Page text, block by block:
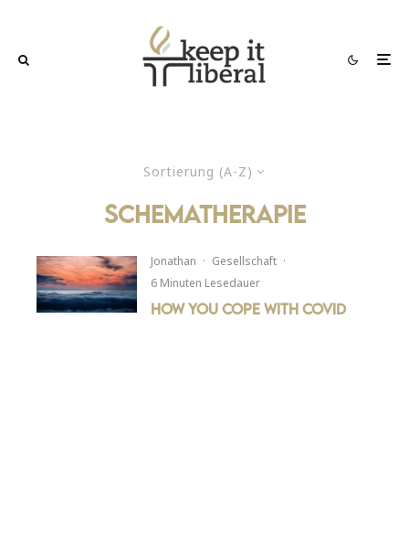
Sortierung (A-Z)
Schematherapie
Jonathan · Gesellschaft ·
6 Minuten Lesedauer
How You Cope with Covid